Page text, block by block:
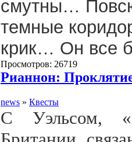
смутны…
темные
крик… Он все
Просмотров: 26719
Рианнон:
news » Квесты
С Уэльсом,